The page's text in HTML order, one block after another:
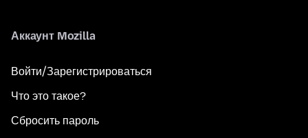
Аккаунт Mozilla
Войти/Зарегистрироваться
Что это такое?
Сбросить пароль